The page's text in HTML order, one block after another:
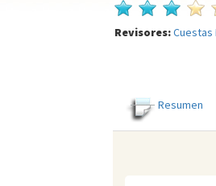
Revisores:Cuestas
Resumen